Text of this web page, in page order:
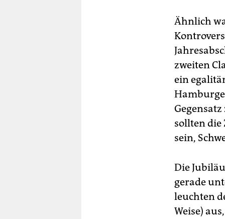
Ähnlich
zweiten
ein
sollten die
sein,
Die
gerade
leuchten
Weise)